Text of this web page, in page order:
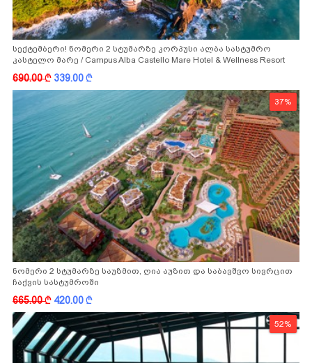
სექტემბერი! ნომერი 2 სტუმარზე კორპუსი ალბა სასტუმრო
კასტელო მარე / Campus Alba Castello Mare Hotel & Wellness Resort
-სგან!
690.00k 339.00k
37%
ნომერი 2 სტუმარზე საუზმით, ღია აუზით და საბავშვო სივრცით
ჩაქვის სასტუმროში
665.00k 420.00k
52%